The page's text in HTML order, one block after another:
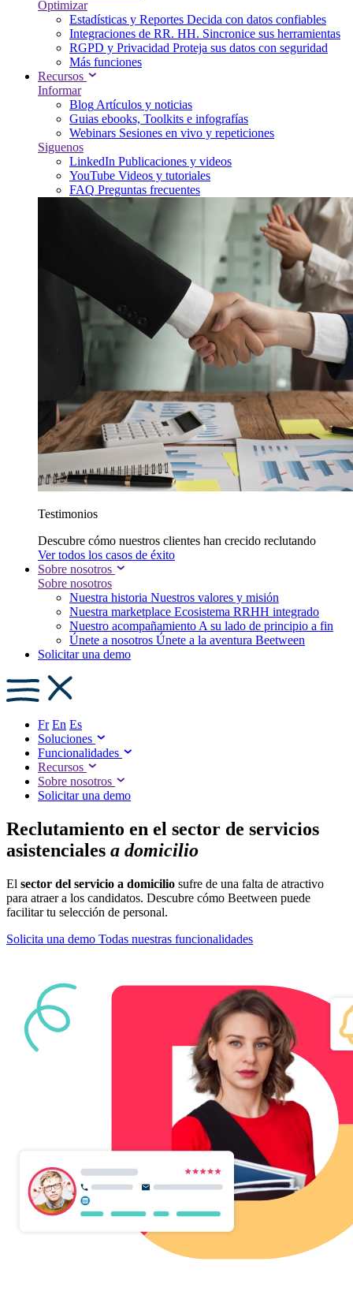
Optimizar
Estadísticas y Reportes Decida con datos confiables
Integraciones de RR. HH. Sincronice sus herramientas
RGPD y Privacidad Proteja sus datos con seguridad
Más funciones
Recursos
Informar
Blog Artículos y noticias
Guias ebooks, Toolkits e infografías
Webinars Sesiones en vivo y repeticiones
Siguenos
LinkedIn Publicaciones y videos
YouTube Videos y tutoriales
FAQ Preguntas frecuentes
Testimonios
Descubre cómo nuestros clientes han crecido reclutando
Ver todos los casos de éxito
Sobre nosotros
Sobre nosotros
Nuestra historia Nuestros valores y misión
Nuestra marketplace Ecosistema RRHH integrado
Nuestro acompañamiento A su lado de principio a fin
Únete a nosotros Únete a la aventura Beetween
Solicitar una demo
Fr En Es
Soluciones
Funcionalidades
Recursos
Sobre nosotros
Solicitar una demo
Reclutamiento en el sector de servicios
asistenciales a domicilio
El sector del servicio a domicilio sufre de una falta de atractivo
para atraer a los candidatos. Descubre cómo Beetween puede
facilitar tu selección de personal.
Solicita una demo Todas nuestras funcionalidades